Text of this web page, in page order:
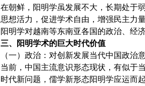
在朝鲜，阳明学虽发展不大，长期处于
思想活力，促进学术自由，增强民主力
阳明学对越南等东南亚各国的政治、经
三、阳明学术的巨大时代价值
（一）政治：对创新发展当代中国政
当前，中国主流意识形态现状，有似于
时代新问题，儒学新形态阳明学应运而